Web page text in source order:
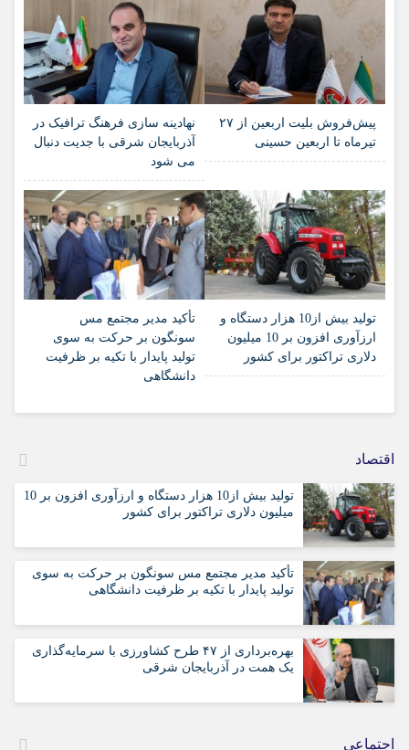
پیش‌فروش بلیت اربعین از ۲۷
تیرماه تا اربعین حسینی
نهادینه سازی فرهنگ ترافیک در
آذربایجان شرقی با جدیت دنبال
می شود
تولید بیش از10 هزار دستگاه و
ارزآوری افزون بر 10 میلیون
دلاری تراکتور برای کشور
تأکید مدیر مجتمع مس
سونگون بر حرکت به سوی
تولید پایدار با تکیه بر ظرفیت
دانشگاهی
اقتصاد
تولید بیش از10 هزار دستگاه و ارزآوری افزون بر 10
میلیون دلاری تراکتور برای کشور
تأکید مدیر مجتمع مس سونگون بر حرکت به سوی
تولید پایدار با تکیه بر ظرفیت دانشگاهی
بهره‌برداری از ۴۷ طرح کشاورزی با سرمایه‌گذاری
یک همت در آذربایجان شرقی
اجتماعی